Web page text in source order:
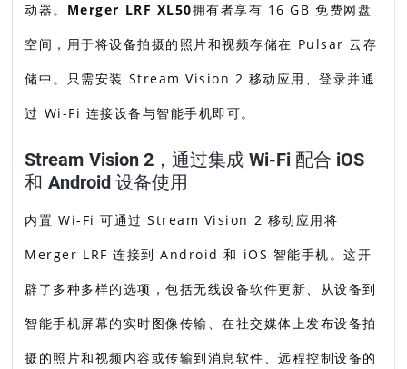
动器。 Merger LRF XL50拥有者享有 16 GB 免费网盘
空间，用于将设备拍摄的照片和视频存储在 Pulsar 云存
储中。只需安装 Stream Vision 2 移动应用、登录并通
过 Wi-Fi 连接设备与智能手机即可。
Stream Vision 2，通过集成 Wi-Fi 配合 iOS
和 Android 设备使用
内置 Wi-Fi 可通过 Stream Vision 2 移动应用将
Merger LRF 连接到 Android 和 iOS 智能手机。这开
辟了多种多样的选项，包括无线设备软件更新、从设备到
智能手机屏幕的实时图像传输、在社交媒体上发布设备拍
摄的照片和视频内容或传输到消息软件、远程控制设备的